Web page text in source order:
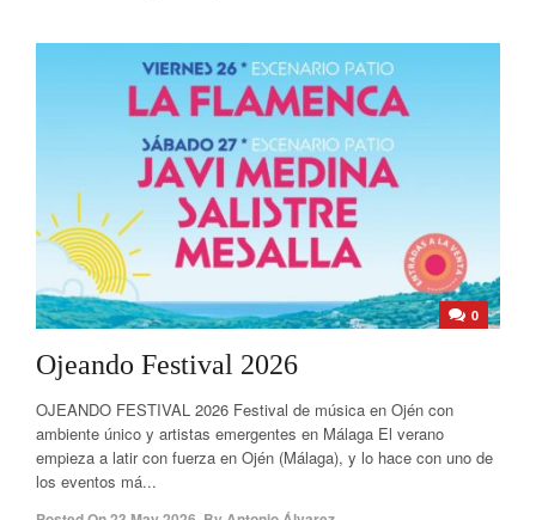
0
Ojeando Festival 2026
OJEANDO FESTIVAL 2026 Festival de música en Ojén con
ambiente único y artistas emergentes en Málaga El verano
empieza a latir con fuerza en Ojén (Málaga), y lo hace con uno de
los eventos má...